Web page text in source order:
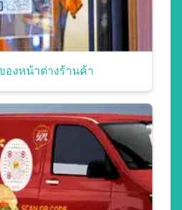
องหน้าต่างร้านค้า